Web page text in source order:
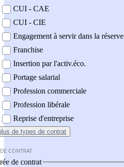
CUI - CAE
CUI - CIE
Engagement à servir dans la réserve
Franchise
Insertion par l'activ.éco.
Portage salarial
Profession commerciale
Profession libérale
Reprise d'entreprise
de types de contrat
CONTRAT
de contrat